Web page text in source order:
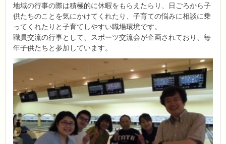
地域の行事の際は積極的に休暇をもらえたらり、日ごろから子
供たちのことを気にかけてくれたり、子育ての悩みに相談に乗
ってくれたりと子育てしやすい職場環境です。
職員交流の行事として、スポーツ交流会が企画されており、毎
年子供たちと参加しています。